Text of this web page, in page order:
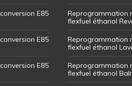
E85
E85
E85
Reprogrammation
flexfuel éthanol
Reprogrammation
flexfuel éthanol
Reprogrammation
flexfuel éthanol